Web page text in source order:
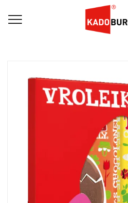
Naam (A-Z)